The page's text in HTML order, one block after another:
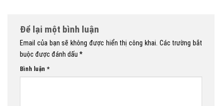
Để lại một bình luận
Email của bạn sẽ không được hiển thị công khai. Các trường bắt
buộc được đánh dấu *
Bình luận *